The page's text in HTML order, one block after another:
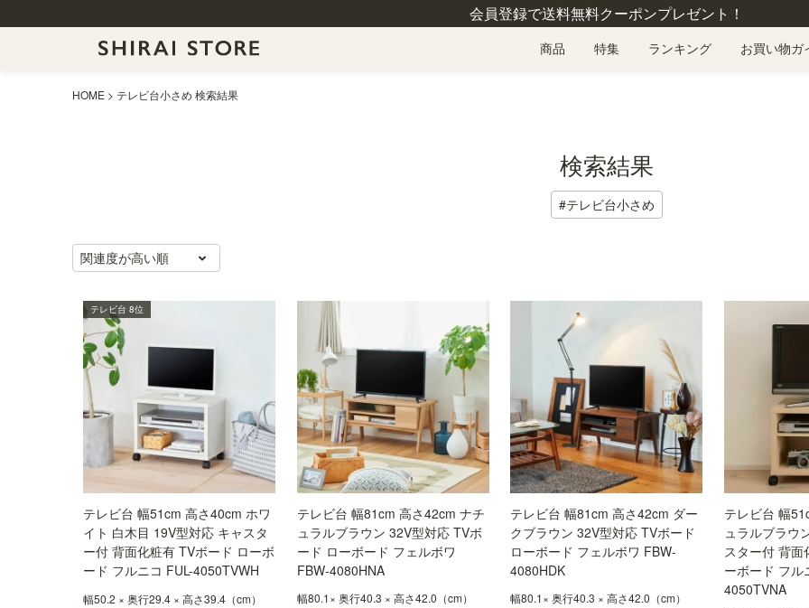
会員登録で送料無料クーポンプレゼント！
商品 特集 ランキング お買い物ガ
HOME テレビ台小さめ 検索結果
検索結果
#テレビ台小さめ
関連度が高い順
テレビ台 8位
テレビ台 幅51cm 高さ40cm ホワ
イト 白木目 19V型対応 キャスタ
ー付 背面化粧有 TVボード ローボ
ード フルニコ FUL-4050TVWH
幅50.2 × 奥行29.4 × 高さ39.4（cm）
テレビ台 幅81cm 高さ42cm ナチ
ュラルブラウン 32V型対応 TVボ
ード ローボード フェルボワ
FBW-4080HNA
幅80.1× 奥行40.3 × 高さ42.0（cm）
テレビ台 幅81cm 高さ42cm ダー
クブラウン 32V型対応 TVボード
ローボード フェルボワ FBW-
4080HDK
幅80.1× 奥行40.3 × 高さ42.0（cm）
テレビ台 幅
ュラルブラウ
スター付 背面
ーボード フル
4050TVNA